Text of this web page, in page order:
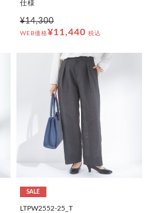
仕様
¥14,300
WEB価格¥11,440 税込
SALE
LTPW2552-25_T